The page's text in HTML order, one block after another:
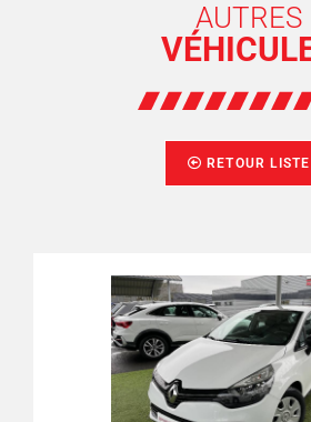
AUTRES
RETOUR LISTE